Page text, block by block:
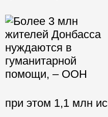
при этом 1,1 млн